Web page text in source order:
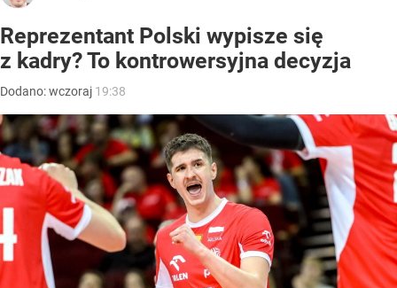
Reprezentant Polski wypisze się
z kadry? To kontrowersyjna decyzja
Dodano:wczoraj 19:38